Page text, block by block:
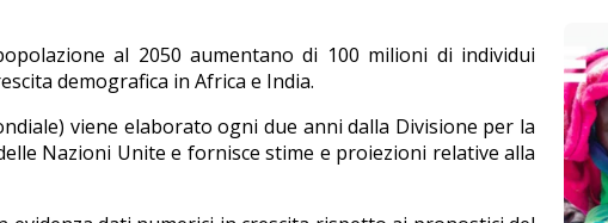
al 2050 aumentano di 100 milioni di individui
demografica in Africa e India.
viene elaborato ogni due anni dalla Divisione per la
Nazioni Unite e fornisce stime e proiezioni relative alla